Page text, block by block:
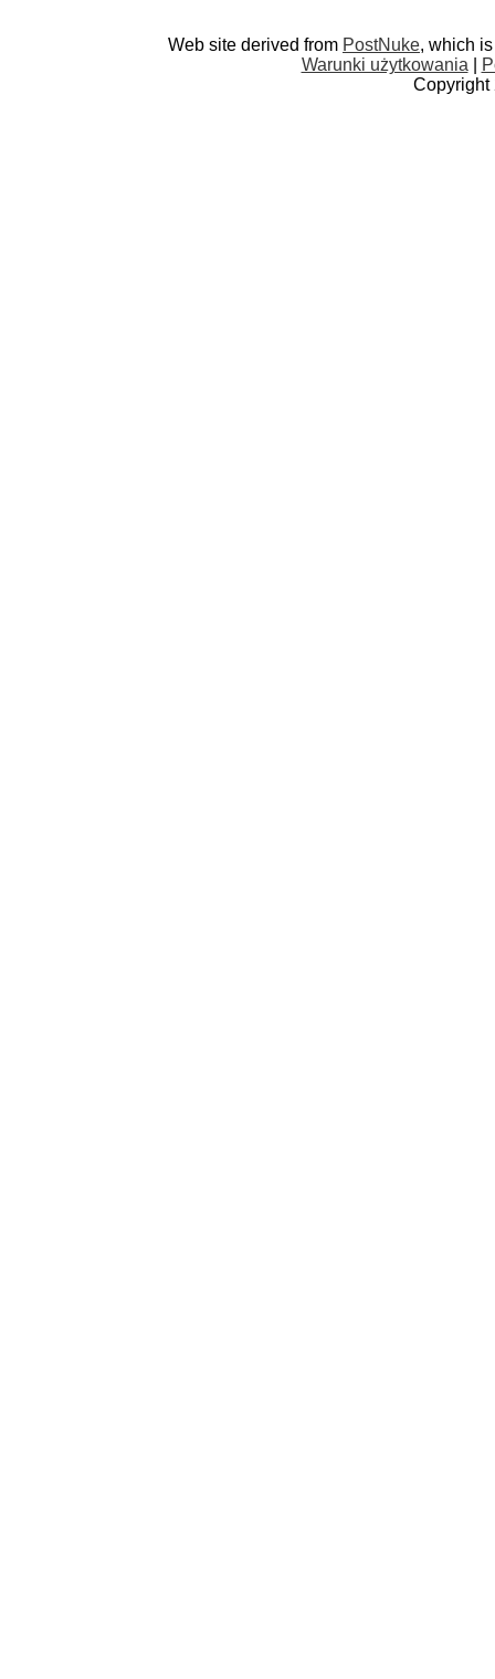
Web site derived from PostNuke, which
Warunki użytkowania
Copyright